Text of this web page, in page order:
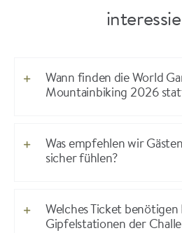
Wann finden die World
Mountainbiking 2026
Was empfehlen wir
sicher fühlen?
Welches Ticket benötigen
Gipfelstationen der